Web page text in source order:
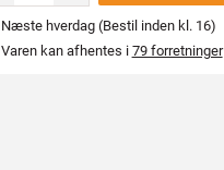
Næste hverdag (Bestil inden kl. 16)
Varen kan afhentes i 79 forretninger